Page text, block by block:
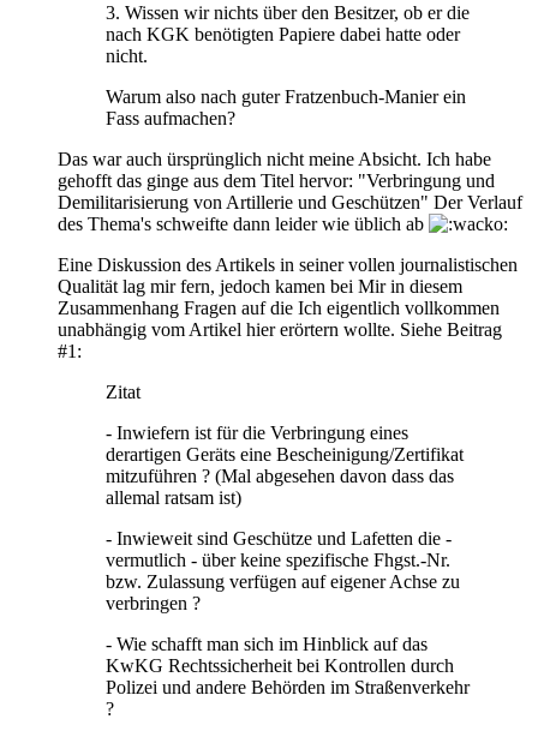
3. Wissen wir nichts über den Besitzer, ob er die
nach KGK benötigten Papiere dabei hatte oder
nicht.
Warum also nach guter Fratzenbuch-Manier ein
Fass aufmachen?
Das war auch ürsprünglich nicht meine Absicht. Ich habe
gehofft das ginge aus dem Titel hervor: "Verbringung und
Demilitarisierung von Artillerie und Geschützen" Der Verlauf
des Thema's schweifte dann leider wie üblich ab
Eine Diskussion des Artikels in seiner vollen journalistischen
Qualität lag mir fern, jedoch kamen bei Mir in diesem
Zusammenhang Fragen auf die Ich eigentlich vollkommen
unabhängig vom Artikel hier erörtern wollte. Siehe Beitrag
#1:
Zitat
- Inwiefern ist für die Verbringung eines
derartigen Geräts eine Bescheinigung/Zertifikat
mitzuführen ? (Mal abgesehen davon dass das
allemal ratsam ist)
- Inwieweit sind Geschütze und Lafetten die -
vermutlich - über keine spezifische Fhgst.-Nr.
bzw. Zulassung verfügen auf eigener Achse zu
verbringen ?
- Wie schafft man sich im Hinblick auf das
KwKG Rechtssicherheit bei Kontrollen durch
Polizei und andere Behörden im Straßenverkehr
?